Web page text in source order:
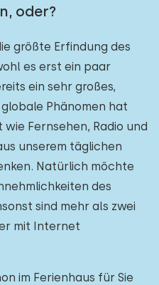
oder?
größte Erfindung des
es erst ein paar
ein sehr großes,
Phänomen hat
Fernsehen, Radio und
unserem täglichen
Natürlich möchte
des
sind mehr als zwei
mit Internet
im Ferienhaus für Sie